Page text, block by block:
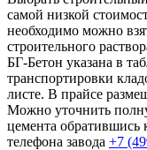
самой низкой
необходимо можно
строительного
БГ-Бетон указана в
транспортировки
листе. В прайсе
Можно уточнить
цемента обратившись
телефона завода +7